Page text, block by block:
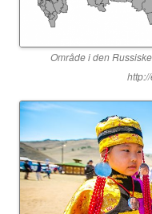
Område i den